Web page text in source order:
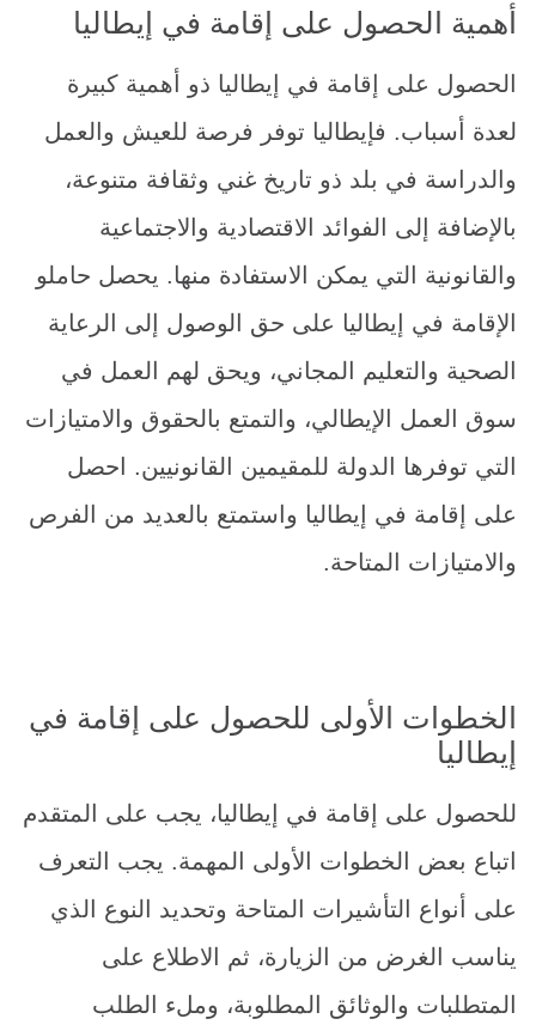
أهمية الحصول على إقامة في إيطاليا
الحصول على إقامة في إيطاليا ذو أهمية كبيرة
لعدة أسباب. فإيطاليا توفر فرصة للعيش والعمل
والدراسة في بلد ذو تاريخ غني وثقافة متنوعة،
بالإضافة إلى الفوائد الاقتصادية والاجتماعية
والقانونية التي يمكن الاستفادة منها. يحصل حاملو
الإقامة في إيطاليا على حق الوصول إلى الرعاية
الصحية والتعليم المجاني، ويحق لهم العمل في
سوق العمل الإيطالي، والتمتع بالحقوق والامتيازات
التي توفرها الدولة للمقيمين القانونيين. احصل
على إقامة في إيطاليا واستمتع بالعديد من الفرص
والامتيازات المتاحة.
الخطوات الأولى للحصول على إقامة في
إيطاليا
للحصول على إقامة في إيطاليا، يجب على المتقدم
اتباع بعض الخطوات الأولى المهمة. يجب التعرف
على أنواع التأشيرات المتاحة وتحديد النوع الذي
يناسب الغرض من الزيارة، ثم الاطلاع على
المتطلبات والوثائق المطلوبة، وملء الطلب